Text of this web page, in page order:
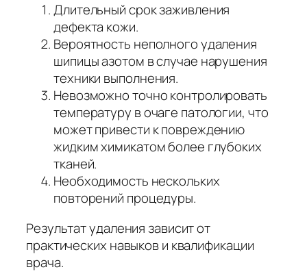
Длительный срок заживления
дефекта кожи.
Вероятность неполного удаления
шипицы азотом в случае нарушения
техники выполнения.
Невозможно точно контролировать
температуру в очаге патологии, что
может привести к повреждению
жидким химикатом более глубоких
тканей.
Необходимость нескольких
повторений процедуры.
Результат удаления зависит от
практических навыков и квалификации
врача.